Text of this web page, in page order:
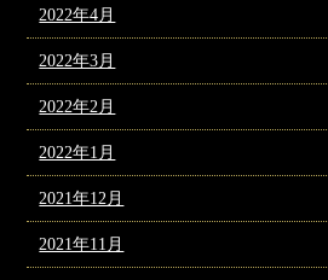
2022年4月
2022年3月
2022年2月
2022年1月
2021年12月
2021年11月